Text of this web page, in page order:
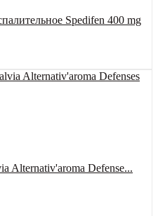
Spedifen 400 mg
Alternativ'aroma Defense...